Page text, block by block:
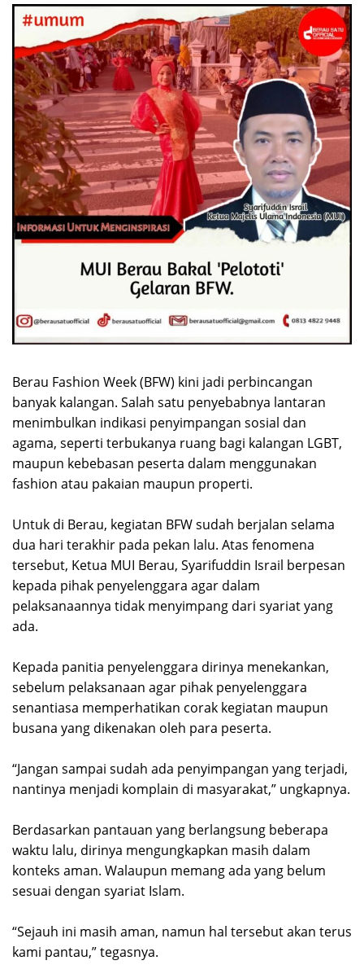
Berau Fashion Week (BFW) kini jadi perbincangan
banyak kalangan. Salah satu penyebabnya lantaran
menimbulkan indikasi penyimpangan sosial dan
agama, seperti terbukanya ruang bagi kalangan LGBT,
maupun kebebasan peserta dalam menggunakan
fashion atau pakaian maupun properti.
Untuk di Berau, kegiatan BFW sudah berjalan selama
dua hari terakhir pada pekan lalu. Atas fenomena
tersebut, Ketua MUI Berau, Syarifuddin Israil berpesan
kepada pihak penyelenggara agar dalam
pelaksanaannya tidak menyimpang dari syariat yang
ada.
Kepada panitia penyelenggara dirinya menekankan,
sebelum pelaksanaan agar pihak penyelenggara
senantiasa memperhatikan corak kegiatan maupun
busana yang dikenakan oleh para peserta.
“Jangan sampai sudah ada penyimpangan yang terjadi,
nantinya menjadi komplain di masyarakat,” ungkapnya.
Berdasarkan pantauan yang berlangsung beberapa
waktu lalu, dirinya mengungkapkan masih dalam
konteks aman. Walaupun memang ada yang belum
sesuai dengan syariat Islam.
“Sejauh ini masih aman, namun hal tersebut akan terus
kami pantau,” tegasnya.